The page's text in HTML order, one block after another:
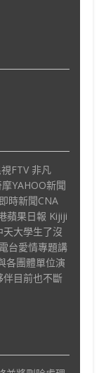
FTV 非凡
YAHOO新聞
時新聞CNA
蘋果日報 Kijiji
大學生了沒
台愛情專題講
各團體單位演
伴目前也不斷